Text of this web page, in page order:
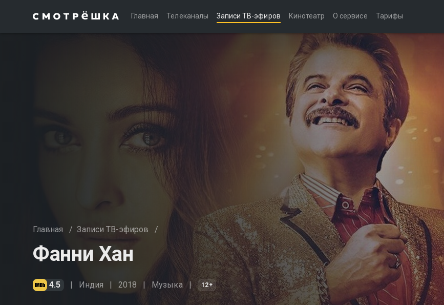
Главная Телеканалы Записи ТВ-эфиров Кинотеатр О сервисе Тарифы
Главная / Записи ТВ-эфиров /
Фанни Хан
4.5 Индия 2018 Музыка 12+